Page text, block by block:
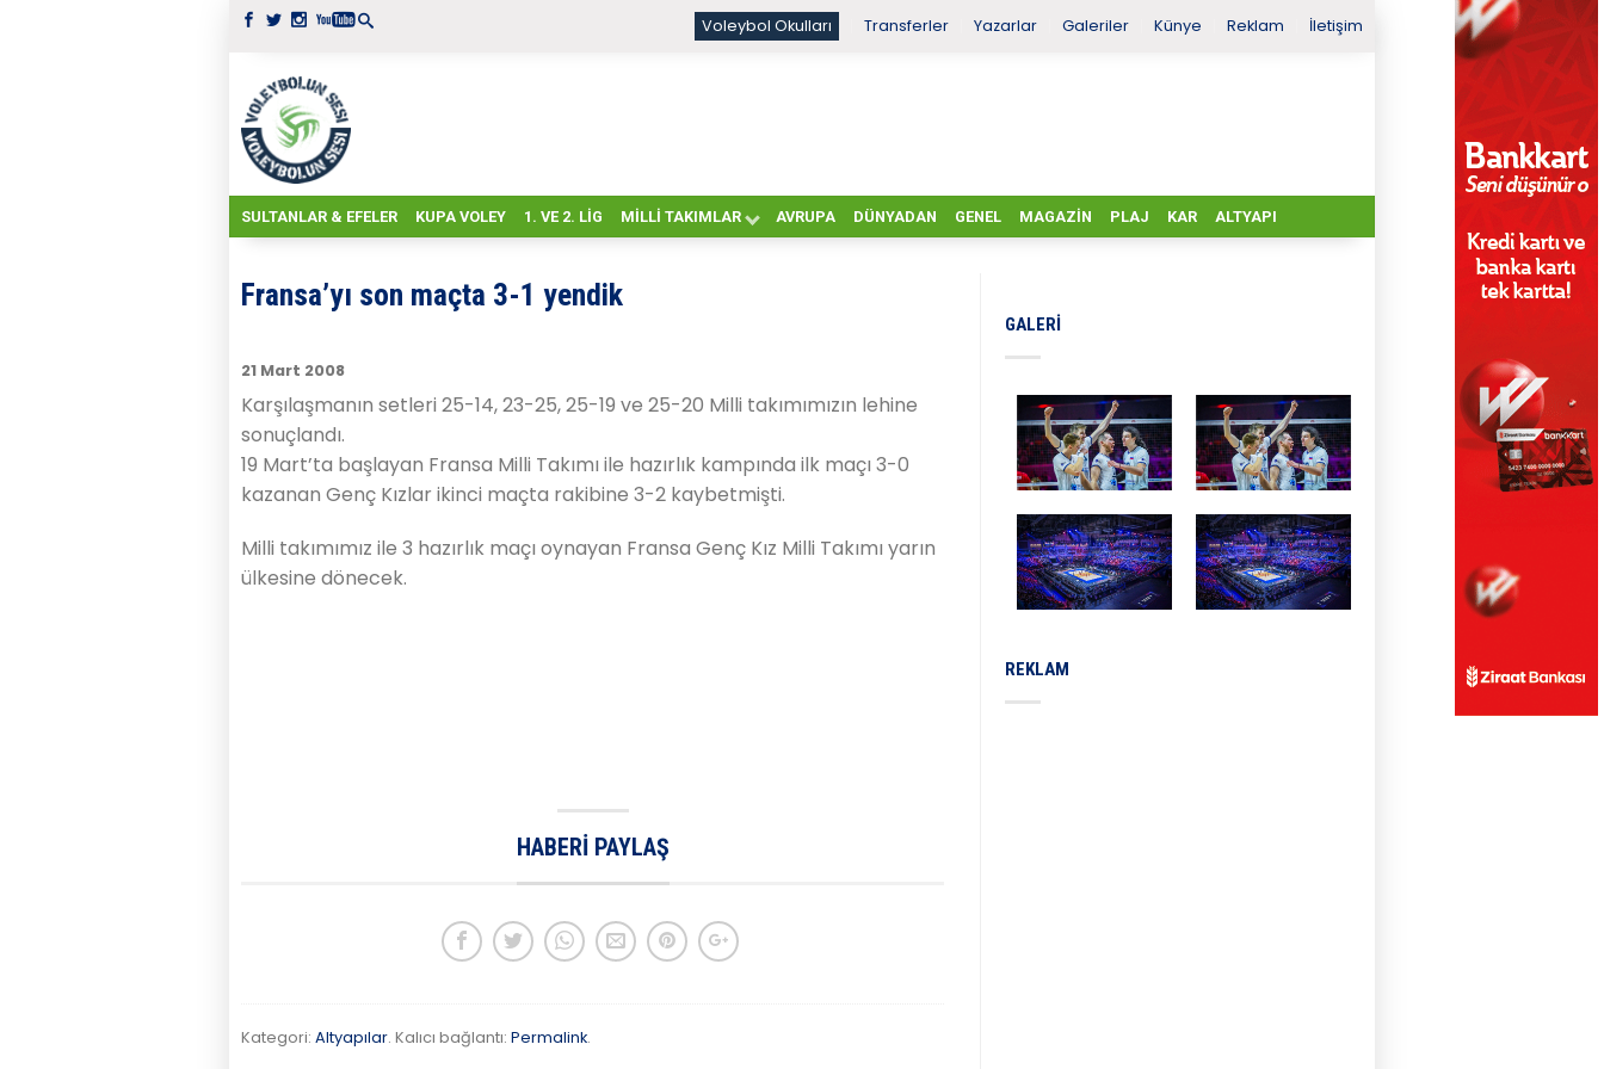
Voleybol Okulları Transferler Yazarlar Galeriler Künye Reklam İletişim
SULTANLAR & EFELER KUPA VOLEY 1. VE 2. LIG MILLI TAKIMLAR AVRUPA DÜNYADAN GENEL MAGAZIN PLAJ KAR ALTYAPI
Fransa’yı son maçta 3-1 yendik
21 Mart 2008
Karşılaşmanın setleri 25-14, 23-25, 25-19 ve 25-20 Milli takımımızın lehine
sonuçlandı.
19 Mart’ta başlayan Fransa Milli Takımı ile hazırlık kampında ilk maçı 3-0
kazanan Genç Kızlar ikinci maçta rakibine 3-2 kaybetmişti.
Milli takımımız ile 3 hazırlık maçı oynayan Fransa Genç Kız Milli Takımı yarın
ülkesine dönecek.
HABERI PAYLAŞ
Kategori: Altyapılar. Kalıcı bağlantı: Permalink.
GALERI
REKLAM